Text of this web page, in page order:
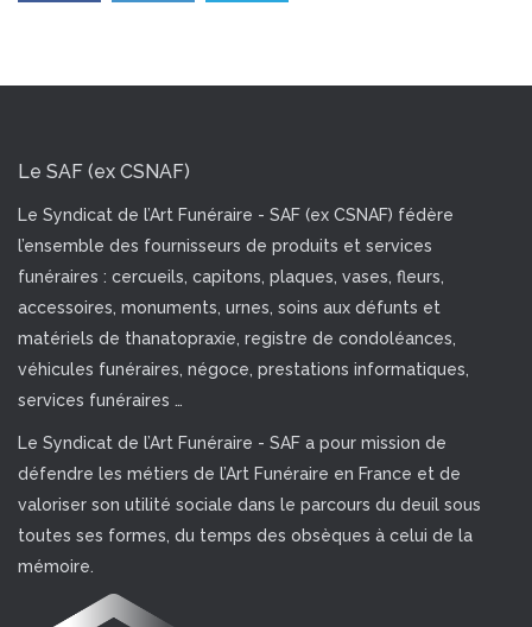
Le SAF (ex CSNAF)
Le Syndicat de l’Art Funéraire - SAF (ex CSNAF) fédère
l’ensemble des fournisseurs de produits et services
funéraires : cercueils, capitons, plaques, vases, fleurs,
accessoires, monuments, urnes, soins aux défunts et
matériels de thanatopraxie, registre de condoléances,
véhicules funéraires, négoce, prestations informatiques,
services funéraires …
Le Syndicat de l’Art Funéraire - SAF a pour mission de
défendre les métiers de l’Art Funéraire en France et de
valoriser son utilité sociale dans le parcours du deuil sous
toutes ses formes, du temps des obsèques à celui de la
mémoire.